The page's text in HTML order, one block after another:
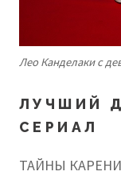
Лео Канделаки с
ЛУЧШИЙ
СЕРИАЛ
ТАЙНЫ